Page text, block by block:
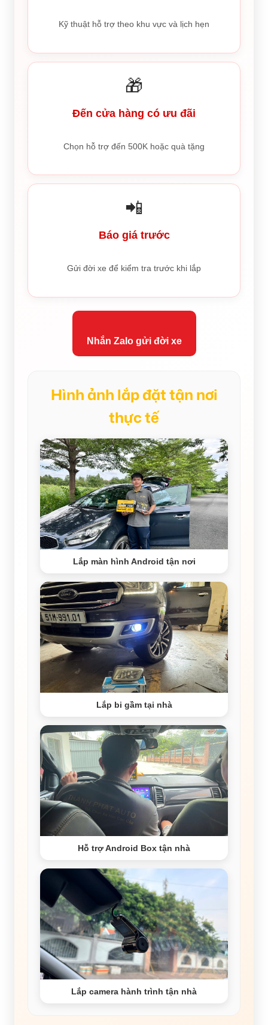
Kỹ thuật hỗ trợ theo khu vực và lịch hẹn
🎁
Đến cửa hàng có ưu đãi
Chọn hỗ trợ đến 500K hoặc quà tặng
📲
Báo giá trước
Gửi đời xe để kiểm tra trước khi lắp
Nhắn Zalo gửi đời xe
Hình ảnh lắp đặt tận nơi
thực tế
Lắp màn hình Android tận nơi
Lắp bi gầm tại nhà
Hỗ trợ Android Box tận nhà
Lắp camera hành trình tận nhà